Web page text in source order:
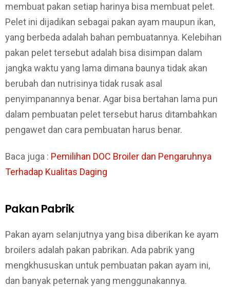
membuat pakan setiap harinya bisa membuat pelet.
Pelet ini dijadikan sebagai pakan ayam maupun ikan,
yang berbeda adalah bahan pembuatannya. Kelebihan
pakan pelet tersebut adalah bisa disimpan dalam
jangka waktu yang lama dimana baunya tidak akan
berubah dan nutrisinya tidak rusak asal
penyimpanannya benar. Agar bisa bertahan lama pun
dalam pembuatan pelet tersebut harus ditambahkan
pengawet dan cara pembuatan harus benar.
Baca juga : Pemilihan DOC Broiler dan Pengaruhnya
Terhadap Kualitas Daging
Pakan Pabrik
Pakan ayam selanjutnya yang bisa diberikan ke ayam
broilers adalah pakan pabrikan. Ada pabrik yang
mengkhususkan untuk pembuatan pakan ayam ini,
dan banyak peternak yang menggunakannya.